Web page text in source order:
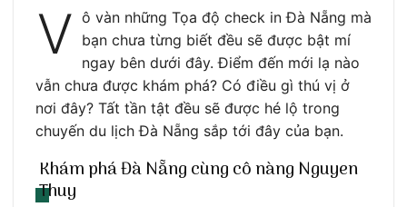
V ô vàn những Tọa độ check in Đà Nẵng mà
bạn chưa từng biết đều sẽ được bật mí
ngay bên dưới đây. Điểm đến mới lạ nào
vẫn chưa được khám phá? Có điều gì thú vị ở
nơi đây? Tất tần tật đều sẽ được hé lộ trong
chuyến du lịch Đà Nẵng sắp tới đây của bạn.
Khám phá Đà Nẵng cùng cô nàng Nguyen
Thuy